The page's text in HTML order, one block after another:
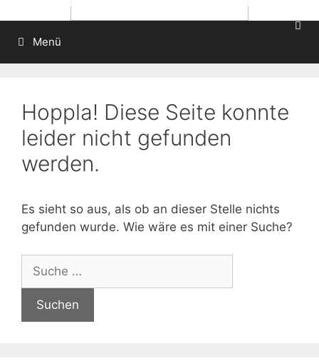
Menü
Hoppla! Diese Seite konnte
leider nicht gefunden
werden.
Es sieht so aus, als ob an dieser Stelle nichts
gefunden wurde. Wie wäre es mit einer Suche?
nach: